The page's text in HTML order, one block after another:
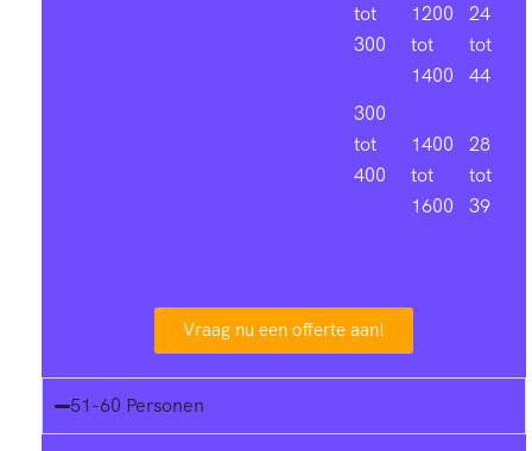
tot
300
300
tot
400
1200
tot
1400
1400
tot
1600
24
tot
44
28
tot
39
Vraag nu een offerte aan!
51-60 Personen